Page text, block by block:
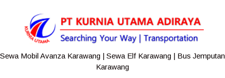
Sewa Mobil Avanza Karawang | Sewa Elf Karawang | Bus Jemputan
Karawang